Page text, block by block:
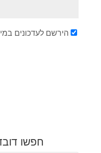
הירשם לעדכונים
חפשו